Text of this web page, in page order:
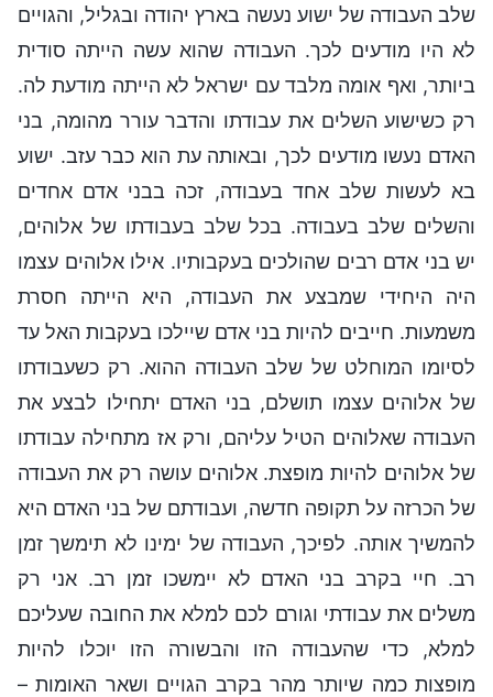
שלב העבודה של ישוע נעשה בארץ יהודה ובגליל, והגויים
לא היו מודעים לכך. העבודה שהוא עשה הייתה סודית
ביותר, ואף אומה מלבד עם ישראל לא הייתה מודעת לה.
רק כשישוע השלים את עבודתו והדבר עורר מהומה, בני
האדם נעשו מודעים לכך, ובאותה עת הוא כבר עזב. ישוע
בא לעשות שלב אחד בעבודה, זכה בבני אדם אחדים
והשלים שלב בעבודה. בכל שלב בעבודתו של אלוהים,
יש בני אדם רבים שהולכים בעקבותיו. אילו אלוהים עצמו
היה היחידי שמבצע את העבודה, היא הייתה חסרת
משמעות. חייבים להיות בני אדם שיילכו בעקבות האל עד
לסיומו המוחלט של שלב העבודה ההוא. רק כשעבודתו
של אלוהים עצמו תושלם, בני האדם יתחילו לבצע את
העבודה שאלוהים הטיל עליהם, ורק אז מתחילה עבודתו
של אלוהים להיות מופצת. אלוהים עושה רק את העבודה
של הכרזה על תקופה חדשה, ועבודתם של בני האדם היא
להמשיך אותה. לפיכך, העבודה של ימינו לא תימשך זמן
רב. חיי בקרב בני האדם לא יימשכו זמן רב. אני רק
משלים את עבודתי וגורם לכם למלא את החובה שעליכם
למלא, כדי שהעבודה הזו והבשורה הזו יוכלו להיות
מופצות כמה שיותר מהר בקרב הגויים ושאר האומות –